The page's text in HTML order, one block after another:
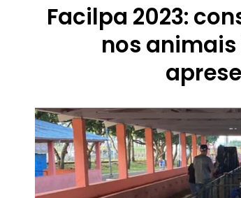
Facilpa 2023:
nos animais